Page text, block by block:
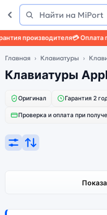
Поиск
Найти
производителя💳 Оплата
Главная Клавиатуры
Клавиатуры
Оригинал Гарантия 2
Проверка и оплата при